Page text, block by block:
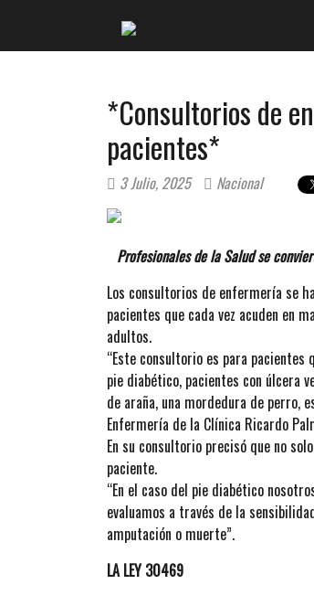
*Consultorios de
pacientes*
3 Julio, 2025 Nacional
Profesionales de la Salud se
Los consultorios de enfermería se
pacientes que cada vez acuden en
adultos.
“Este consultorio es para
pie diabético, pacientes con úlcera
de araña, una mordedura de perro,
Enfermería de la Clínica Ricardo
En su consultorio precisó que no
paciente.
“En el caso del pie diabético
evaluamos a través de la
amputación o muerte”.
LA LEY 30469